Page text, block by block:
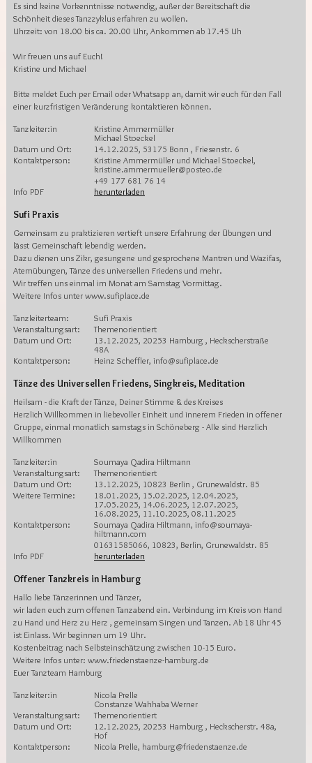
Es sind keine Vorkenntnisse notwendig, außer der Bereitschaft die
Schönheit dieses Tanzzyklus erfahren zu wollen.
Uhrzeit: von 18.00 bis ca. 20.00 Uhr, Ankommen ab 17.45 Uh
Wir freuen uns auf Euch!
Kristine und Michael
Bitte meldet Euch per Email oder Whatsapp an, damit wir euch für den Fall
einer kurzfristigen Veränderung kontaktieren können.
Tanzleiter:in
Kristine Ammermüller
Michael Stoeckel
Datum und Ort:
14.12.2025, 53175 Bonn , Friesenstr. 6
Kontaktperson:
Kristine Ammermüller und Michael Stoeckel,
kristine.ammermueller@posteo.de
+49 177 681 76 14
Info PDF
herunterladen
Sufi Praxis
Gemeinsam zu praktizieren vertieft unsere Erfahrung der Übungen und
lässt Gemeinschaft lebendig werden.
Dazu dienen uns Zikr, gesungene und gesprochene Mantren und Wazifas,
Atemübungen, Tänze des universellen Friedens und mehr.
Wir treffen uns einmal im Monat am Samstag Vormittag.
Weitere Infos unter www.sufiplace.de
Tanzleiterteam:
Sufi Praxis
Veranstaltungsart:
Themenorientiert
Datum und Ort:
13.12.2025, 20253 Hamburg , Heckscherstraße
48A
Kontaktperson:
Heinz Scheffler, info@sufiplace.de
Tänze des Universellen Friedens, Singkreis, Meditation
Heilsam - die Kraft der Tänze, Deiner Stimme & des Kreises
Herzlich Willkommen in liebevoller Einheit und innerem Frieden in offener
Gruppe, einmal monatlich samstags in Schöneberg - Alle sind Herzlich
Willkommen
Tanzleiter:in
Soumaya Qadira Hiltmann
Veranstaltungsart:
Themenorientiert
Datum und Ort:
13.12.2025, 10823 Berlin , Grunewaldstr. 85
Weitere Termine:
18.01.2025, 15.02.2025, 12.04.2025,
17.05.2025, 14.06.2025, 12.07.2025,
16.08.2025, 11.10.2025, 08.11.2025
Kontaktperson:
Soumaya Qadira Hiltmann, info@soumaya-
hiltmann.com
01631585066, 10823, Berlin, Grunewaldstr. 85
Info PDF
herunterladen
Offener Tanzkreis in Hamburg
Hallo liebe Tänzerinnen und Tänzer,
wir laden euch zum offenen Tanzabend ein. Verbindung im Kreis von Hand
zu Hand und Herz zu Herz , gemeinsam Singen und Tanzen. Ab 18 Uhr 45
ist Einlass. Wir beginnen um 19 Uhr.
Kostenbeitrag nach Selbsteinschätzung zwischen 10-15 Euro.
Weitere Infos unter: www.friedenstaenze-hamburg.de
Euer Tanzteam Hamburg
Tanzleiter:in
Nicola Prelle
Constanze Wahhaba Werner
Veranstaltungsart:
Themenorientiert
Datum und Ort:
12.12.2025, 20253 Hamburg , Heckscherstr. 48a,
Hof
Kontaktperson:
Nicola Prelle, hamburg@friedenstaenze.de